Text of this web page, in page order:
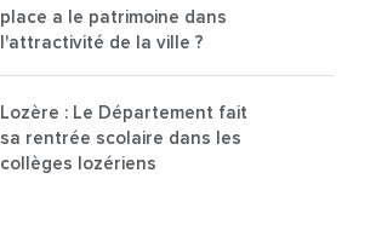
place a le patrimoine dans
l'attractivité de la ville ?
Lozère : Le Département fait
sa rentrée scolaire dans les
collèges lozériens